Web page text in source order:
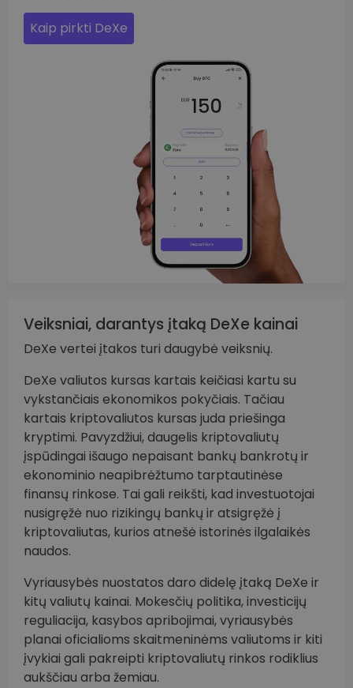
Kaip pirkti DeXe
Veiksniai, darantys įtaką DeXe kainai
DeXe vertei įtakos turi daugybė veiksnių.
DeXe valiutos kursas kartais keičiasi kartu su
vykstančiais ekonomikos pokyčiais. Tačiau
kartais kriptovaliutos kursas juda priešinga
kryptimi. Pavyzdžiui, daugelis kriptovaliutų
įspūdingai išaugo nepaisant bankų bankrotų ir
ekonominio neapibrėžtumo tarptautinėse
finansų rinkose. Tai gali reikšti, kad investuotojai
nusigręžė nuo rizikingų bankų ir atsigręžė į
kriptovaliutas, kurios atnešė istorinės ilgalaikės
naudos.
Vyriausybės nuostatos daro didelę įtaką DeXe ir
kitų valiutų kainai. Mokesčių politika, investicijų
reguliacija, kasybos apribojimai, vyriausybės
planai oficialioms skaitmeninėms valiutoms ir kiti
įvykiai gali pakreipti kriptovaliutų rinkos rodiklius
aukščiau arba žemiau.